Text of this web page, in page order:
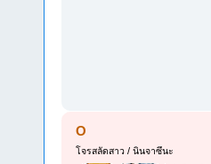
O
โจรสลัดสาว / นินจาซึนะ